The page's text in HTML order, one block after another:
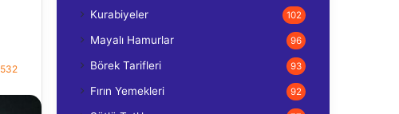
532
Kurabiyeler 102
Mayalı Hamurlar 96
Börek Tarifleri 93
Fırın Yemekleri 92